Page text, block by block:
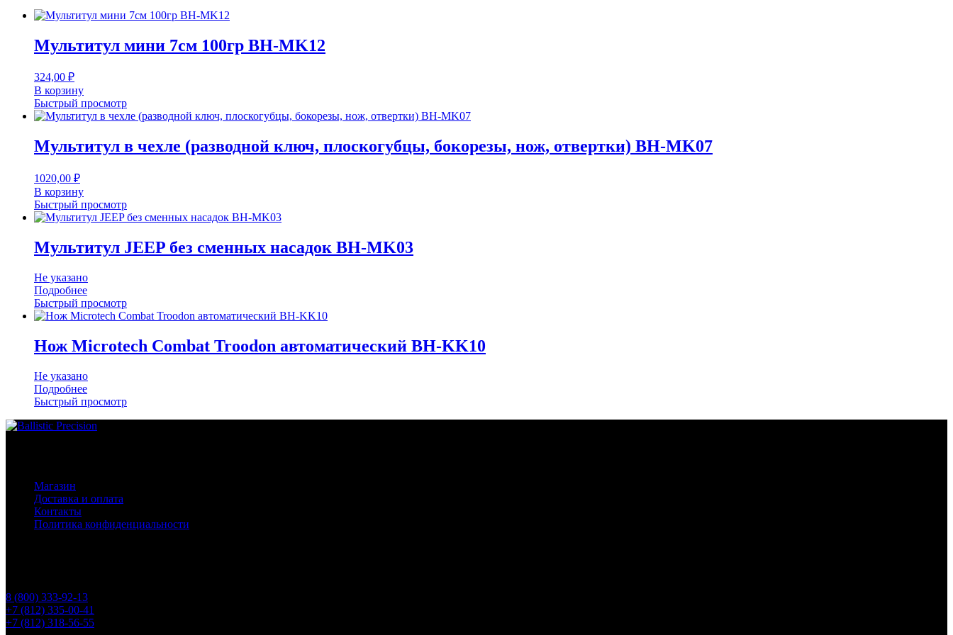
Мультитул мини 7см 100гр BH-MK12
324,00 ₽
В корзину
Быстрый просмотр
Мультитул в чехле (разводной ключ, плоскогубцы, бокорезы, нож, отвертки) BH-MK07
1020,00 ₽
В корзину
Быстрый просмотр
Мультитул JEEP без сменных насадок BH-MK03
Не указано
Подробнее
Быстрый просмотр
Нож Microtech Combat Troodon автоматический BH-KK10
Не указано
Подробнее
Быстрый просмотр
Магазин
Доставка и оплата
Контакты
Политика конфиденциальности
8 (800) 333-92-13
+7 (812) 335-00-41
+7 (812) 318-56-55